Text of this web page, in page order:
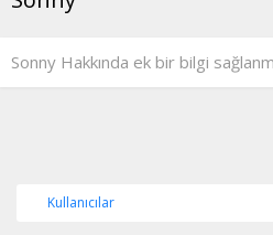
Sonny Hakkında ek bir bilgi
Kullanıcılar